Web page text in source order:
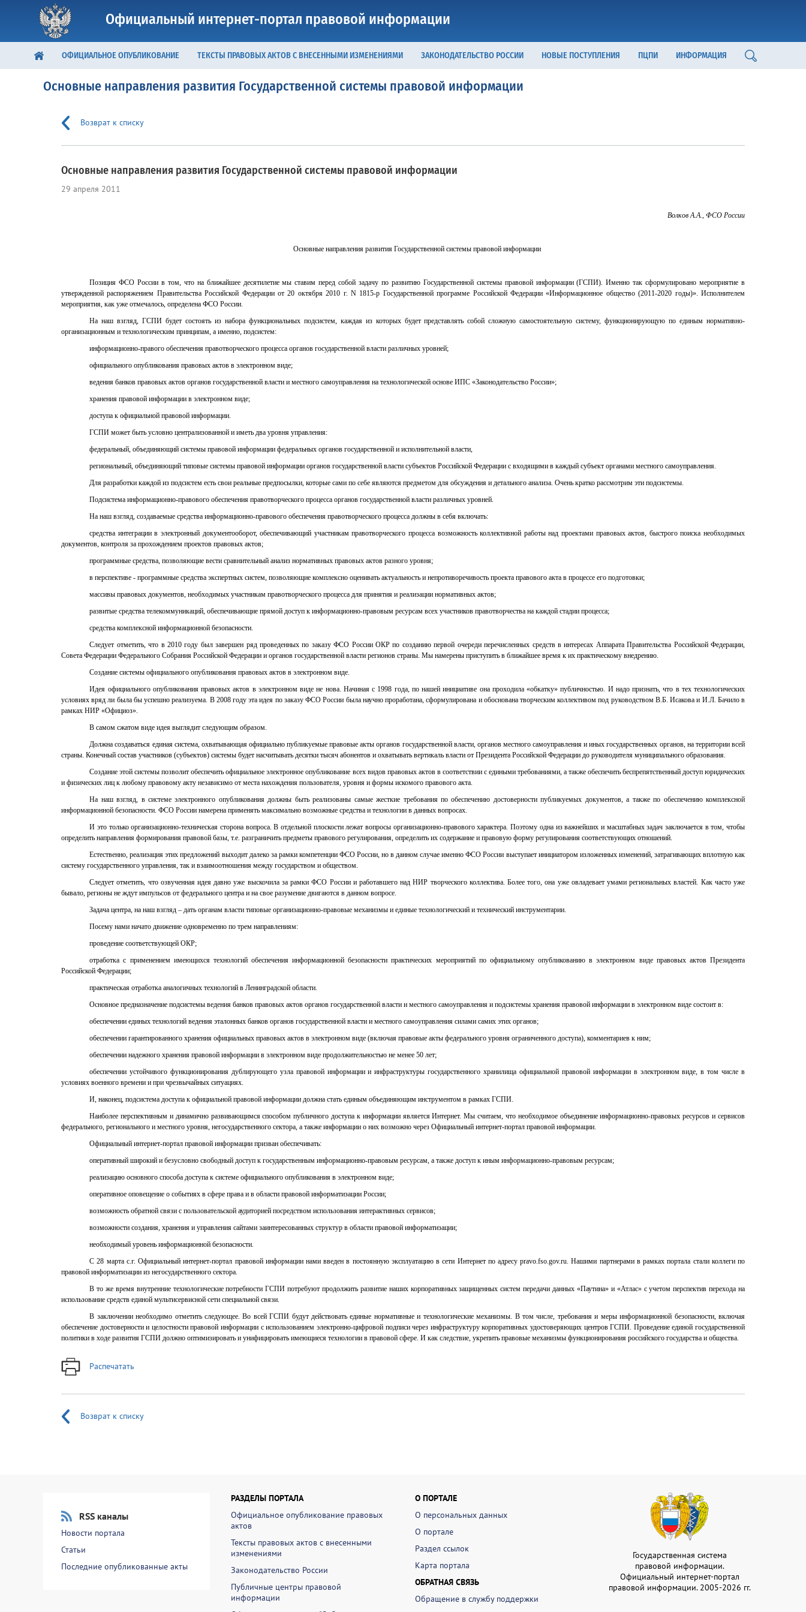
Официальный интернет-портал правовой информации
ОФИЦИАЛЬНОЕ ОПУБЛИКОВАНИЕ ТЕКСТЫ ПРАВОВЫХ АКТОВ С ВНЕСЕННЫМИ ИЗМЕНЕНИЯМИ ЗАКОНОДАТЕЛЬСТВО РОССИИ НОВЫЕ ПОСТУПЛЕНИЯ ПЦПИ ИНФОРМАЦИЯ
Основные направления развития Государственной системы правовой информации
Возврат к списку
Основные направления развития Государственной системы правовой информации
29 апреля 2011
Волков А.А., ФСО России
Основные направления развития Государственной системы правовой информации
Позиция ФСО России в том, что на ближайшее десятилетие мы ставим перед собой задачу по развитию Государственной системы правовой информации (ГСПИ). Именно так сформулировано мероприятие в
утвержденной распоряжением Правительства Российской Федерации от 20 октября 2010 г. N 1815-р Государственной программе Российской Федерации «Информационное общество (2011-2020 годы)». Исполнителем
мероприятия, как уже отмечалось, определена ФСО России.
На наш взгляд, ГСПИ будет состоять из набора функциональных подсистем, каждая из которых будет представлять собой сложную самостоятельную систему, функционирующую по единым нормативно-
организационным и технологическим принципам, а именно, подсистем:
информационно-правого обеспечения правотворческого процесса органов государственной власти различных уровней;
официального опубликования правовых актов в электронном виде;
ведения банков правовых актов органов государственной власти и местного самоуправления на технологической основе ИПС «Законодательство России»;
хранения правовой информации в электронном виде;
доступа к официальной правовой информации.
ГСПИ может быть условно централизованной и иметь два уровня управления:
федеральный, объединяющий системы правовой информации федеральных органов государственной и исполнительной власти,
региональный, объединяющий типовые системы правовой информации органов государственной власти субъектов Российской Федерации с входящими в каждый субъект органами местного самоуправления.
Для разработки каждой из подсистем есть свои реальные предпосылки, которые сами по себе являются предметом для обсуждения и детального анализа. Очень кратко рассмотрим эти подсистемы.
Подсистема информационно-правового обеспечения правотворческого процесса органов государственной власти различных уровней.
На наш взгляд, создаваемые средства информационно-правового обеспечения правотворческого процесса должны в себя включать:
средства интеграции в электронный документооборот, обеспечивающий участникам правотворческого процесса возможность коллективной работы над проектами правовых актов, быстрого поиска необходимых
документов, контроля за прохождением проектов правовых актов;
программные средства, позволяющие вести сравнительный анализ нормативных правовых актов разного уровня;
в перспективе - программные средства экспертных систем, позволяющие комплексно оценивать актуальность и непротиворечивость проекта правового акта в процессе его подготовки;
массивы правовых документов, необходимых участникам правотворческого процесса для принятия и реализации нормативных актов;
развитые средства телекоммуникаций, обеспечивающие прямой доступ к информационно-правовым ресурсам всех участников правотворчества на каждой стадии процесса;
средства комплексной информационной безопасности.
Следует отметить, что в 2010 году был завершен ряд проведенных по заказу ФСО России ОКР по созданию первой очереди перечисленных средств в интересах Аппарата Правительства Российской Федерации,
Совета Федерации Федерального Собрания Российской Федерации и органов государственной власти регионов страны. Мы намерены приступить в ближайшее время к их практическому внедрению.
Создание системы официального опубликования правовых актов в электронном виде.
Идея официального опубликования правовых актов в электронном виде не нова. Начиная с 1998 года, по нашей инициативе она проходила «обкатку» публичностью. И надо признать, что в тех технологических
условиях вряд ли была бы успешно реализуема. В 2008 году эта идея по заказу ФСО России была научно проработана, сформулирована и обоснована творческим коллективом под руководством В.Б. Исакова и И.Л. Бачило в
рамках НИР «Официоз».
В самом сжатом виде идея выглядит следующим образом.
Должна создаваться единая система, охватывающая официально публикуемые правовые акты органов государственной власти, органов местного самоуправления и иных государственных органов, на территории всей
страны. Конечный состав участников (субъектов) системы будет насчитывать десятки тысяч абонентов и охватывать вертикаль власти от Президента Российской Федерации до руководителя муниципального образования.
Создание этой системы позволит обеспечить официальное электронное опубликование всех видов правовых актов в соответствии с едиными требованиями, а также обеспечить беспрепятственный доступ юридических
и физических лиц к любому правовому акту независимо от места нахождения пользователя, уровня и формы искомого правового акта.
На наш взгляд, в системе электронного опубликования должны быть реализованы самые жесткие требования по обеспечению достоверности публикуемых документов, а также по обеспечению комплексной
информационной безопасности. ФСО России намерена применять максимально возможные средства и технологии в данных вопросах.
И это только организационно-техническая сторона вопроса. В отдельной плоскости лежат вопросы организационно-правового характера. Поэтому одна из важнейших и масштабных задач заключается в том, чтобы
определить направления формирования правовой базы, т.е. разграничить предметы правового регулирования, определить их содержание и правовую форму регулирования соответствующих отношений.
Естественно, реализация этих предложений выходит далеко за рамки компетенции ФСО России, но в данном случае именно ФСО России выступает инициатором изложенных изменений, затрагивающих вплотную как
систему государственного управления, так и взаимоотношения между государством и обществом.
Следует отметить, что озвученная идея давно уже выскочила за рамки ФСО России и работавшего над НИР творческого коллектива. Более того, она уже овладевает умами региональных властей. Как часто уже
бывало, регионы не ждут импульсов от федерального центра и на свое разумение двигаются в данном вопросе.
Задача центра, на наш взгляд – дать органам власти типовые организационно-правовые механизмы и единые технологический и технический инструментарии.
Посему нами начато движение одновременно по трем направлениям:
проведение соответствующей ОКР;
отработка с применением имеющихся технологий обеспечения информационной безопасности практических мероприятий по официальному опубликованию в электронном виде правовых актов Президента
Российской Федерации;
практическая отработка аналогичных технологий в Ленинградской области.
Основное предназначение подсистемы ведения банков правовых актов органов государственной власти и местного самоуправления и подсистемы хранения правовой информации в электронном виде состоит в:
обеспечении единых технологий ведения эталонных банков органов государственной власти и местного самоуправления силами самих этих органов;
обеспечении гарантированного хранения официальных правовых актов в электронном виде (включая правовые акты федерального уровня ограниченного доступа), комментариев к ним;
обеспечении надежного хранения правовой информации в электронном виде продолжительностью не менее 50 лет;
обеспечении устойчивого функционирования дублирующего узла правовой информации и инфраструктуры государственного хранилища официальной правовой информации в электронном виде, в том числе в
условиях военного времени и при чрезвычайных ситуациях.
И, наконец, подсистема доступа к официальной правовой информации должна стать единым объединяющим инструментом в рамках ГСПИ.
Наиболее перспективным и динамично развивающимся способом публичного доступа к информации является Интернет. Мы считаем, что необходимое объединение информационно-правовых ресурсов и сервисов
федерального, регионального и местного уровня, негосударственного сектора, а также информации о них возможно через Официальный интернет-портал правовой информации.
Официальный интернет-портал правовой информации призван обеспечивать:
оперативный широкий и безусловно свободный доступ к государственным информационно-правовым ресурсам, а также доступ к иным информационно-правовым ресурсам;
реализацию основного способа доступа к системе официального опубликования в электронном виде;
оперативное оповещение о событиях в сфере права и в области правовой информатизации России;
возможность обратной связи с пользовательской аудиторией посредством использования интерактивных сервисов;
возможности создания, хранения и управления сайтами заинтересованных структур в области правовой информатизации;
необходимый уровень информационной безопасности.
С 28 марта с.г. Официальный интернет-портал правовой информации нами введен в постоянную эксплуатацию в сети Интернет по адресу pravo.fso.gov.ru. Нашими партнерами в рамках портала стали коллеги по
правовой информатизации из негосударственного сектора.
В то же время внутренние технологические потребности ГСПИ потребуют продолжить развитие наших корпоративных защищенных систем передачи данных «Паутина» и «Атлас» с учетом перспектив перехода на
использование средств единой мультисервисной сети специальной связи.
В заключении необходимо отметить следующее. Во всей ГСПИ будут действовать единые нормативные и технологические механизмы. В том числе, требования и меры информационной безопасности, включая
обеспечение достоверности и целостности правовой информации с использованием электронно-цифровой подписи через инфраструктуру корпоративных удостоверяющих центров ГСПИ. Проведение единой государственной
политики в ходе развития ГСПИ должно оптимизировать и унифицировать имеющиеся технологии в правовой сфере. И как следствие, укрепить правовые механизмы функционирования российского государства и общества.
Распечатать
Возврат к списку
RSS каналы
Новости портала
Статьи
Последние опубликованные акты
РАЗДЕЛЫ ПОРТАЛА
Официальное опубликование правовых
актов
Тексты правовых актов с внесенными
изменениями
Законодательство России
Публичные центры правовой
информации
О ПОРТАЛЕ
О персональных данных
О портале
Раздел ссылок
Карта портала
ОБРАТНАЯ СВЯЗЬ
Обращение в службу поддержки
Государственная система
правовой информации.
Официальный интернет-портал
правовой информации. 2005-2026 гг.